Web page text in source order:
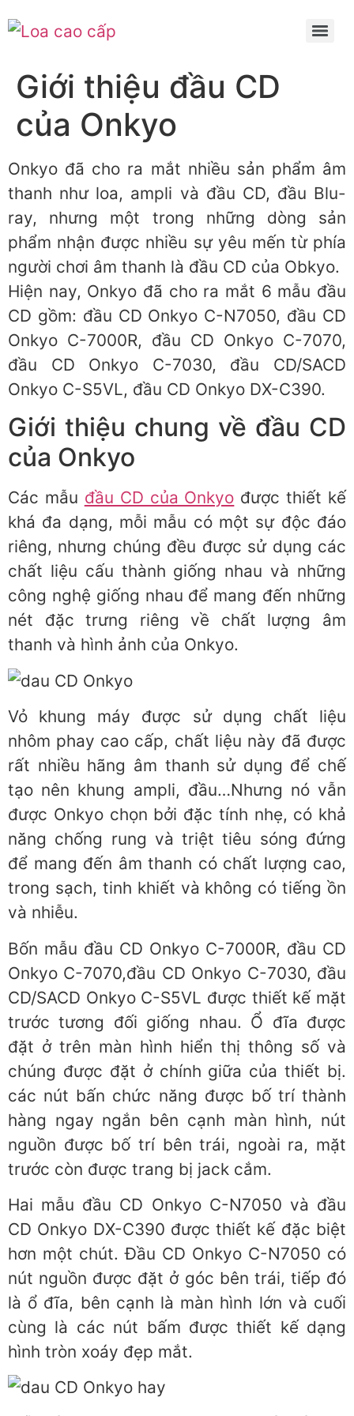
Giới thiệu đầu CD
của Onkyo
Onkyo đã cho ra mắt nhiều sản phẩm âm
thanh như loa, ampli và đầu CD, đầu Blu-
ray, nhưng một trong những dòng sản
phẩm nhận được nhiều sự yêu mến từ phía
người chơi âm thanh là đầu CD của Obkyo.
Hiện nay, Onkyo đã cho ra mắt 6 mẫu đầu
CD gồm: đầu CD Onkyo C-N7050, đầu CD
Onkyo C-7000R, đầu CD Onkyo C-7070,
đầu CD Onkyo C-7030, đầu CD/SACD
Onkyo C-S5VL, đầu CD Onkyo DX-C390.
Giới thiệu chung về đầu CD
của Onkyo
Các mẫu đầu CD của Onkyo được thiết kế
khá đa dạng, mỗi mẫu có một sự độc đáo
riêng, nhưng chúng đều được sử dụng các
chất liệu cấu thành giống nhau và những
công nghệ giống nhau để mang đến những
nét đặc trưng riêng về chất lượng âm
thanh và hình ảnh của Onkyo.
Vỏ khung máy được sử dụng chất liệu
nhôm phay cao cấp, chất liệu này đã được
rất nhiều hãng âm thanh sử dụng để chế
tạo nên khung ampli, đầu…Nhưng nó vẫn
được Onkyo chọn bởi đặc tính nhẹ, có khả
năng chống rung và triệt tiêu sóng đứng
để mang đến âm thanh có chất lượng cao,
trong sạch, tinh khiết và không có tiếng ồn
và nhiễu.
Bốn mẫu đầu CD Onkyo C-7000R, đầu CD
Onkyo C-7070,đầu CD Onkyo C-7030, đầu
CD/SACD Onkyo C-S5VL được thiết kế mặt
trước tương đối giống nhau. Ổ đĩa được
đặt ở trên màn hình hiển thị thông số và
chúng được đặt ở chính giữa của thiết bị.
các nút bấn chức năng được bố trí thành
hàng ngay ngắn bên cạnh màn hình, nút
nguồn được bố trí bên trái, ngoài ra, mặt
trước còn được trang bị jack cắm.
Hai mẫu đầu CD Onkyo C-N7050 và đầu
CD Onkyo DX-C390 được thiết kế đặc biệt
hơn một chút. Đầu CD Onkyo C-N7050 có
nút nguồn được đặt ở góc bên trái, tiếp đó
là ổ đĩa, bên cạnh là màn hình lớn và cuối
cùng là các nút bấm được thiết kế dạng
hình tròn xoáy đẹp mắt.